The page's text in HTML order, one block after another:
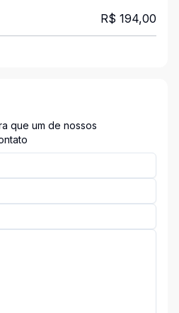
R$ 194,00
que um de nossos